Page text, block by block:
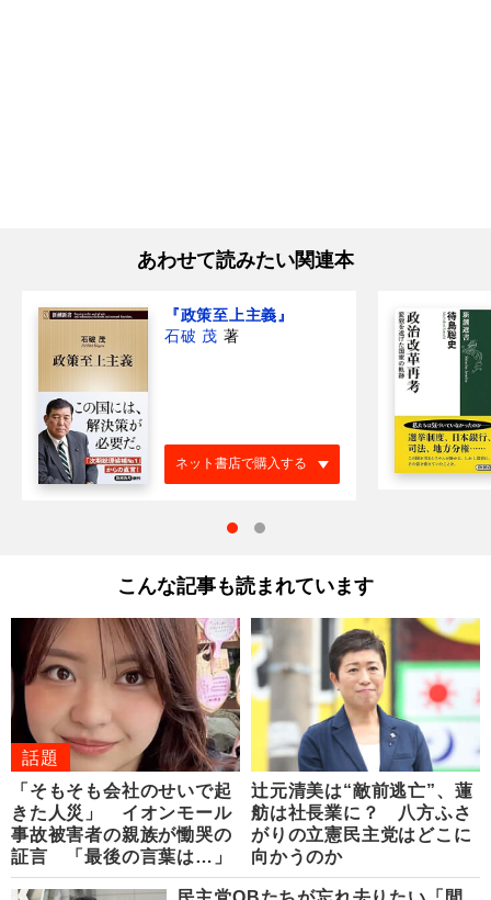
あわせて読みたい関連本
『政策至上主義』
石破 茂 著
ネット書店で購入する
こんな記事も読まれています
話題
「そもそも会社のせいで起
きた人災」 イオンモール
事故被害者の親族が慟哭の
証言 「最後の言葉は…」
辻元清美は“敵前逃亡”、蓮
舫は社長業に？ 八方ふさ
がりの立憲民主党はどこに
向かうのか